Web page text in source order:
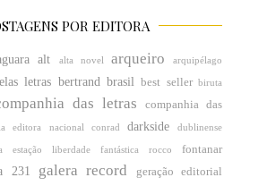
POR EDITORA
alt alta novel arqueiro arquipélago
letras bertrand brasil best seller biruta
das letras
companhia das
editora nacional conrad darkside dublinense
estação liberdade fantástica rocco fontanar
231 galera record
geração editorial